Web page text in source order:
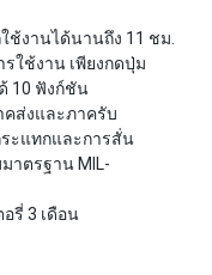
ช้งานได้นานถึง 11 ชม.
ใช้งาน เพียงกดปุ่ม
10 ฟังก์ชัน
คส่งและภาครับ
ะแทกและการสั่น
าตรฐาน MIL-
รี่ 3 เดือน